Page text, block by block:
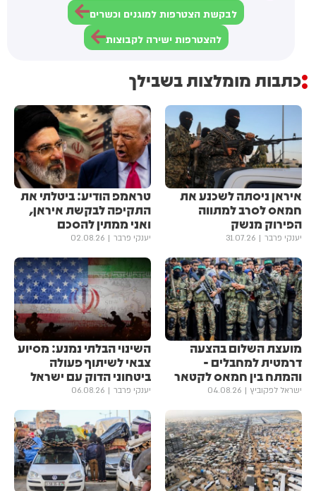
לבקשת הצטרפות למוגנים וכשרים
להצטרפות ישירה לקבוצות
כתבות מומלצות בשבילך
איראן ניסתה לשכנע את
חמאס לסרב למתווה
הפירוק מנשק
יענקי פרבר 31.07.26
טראמפ הודיע: ביטלתי את
התקיפה לבקשת איראן,
ואני ממתין להסכם
יענקי פרבר 02.08.26
מועצת השלום בהצעה
דרמטית למחבלים -
והמתח בין חמאס לקטאר
ישראל לפקוביץ 04.08.26
השינוי הבלתי נמנע: מסיוע
צבאי לשיתוף פעולה
ביטחוני הדוק עם ישראל
יענקי פרבר 06.08.26